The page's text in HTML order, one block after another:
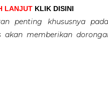
LANJUT KLIK DISINI
penting khususnya
memberikan